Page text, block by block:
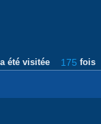
été visitée 175 fois